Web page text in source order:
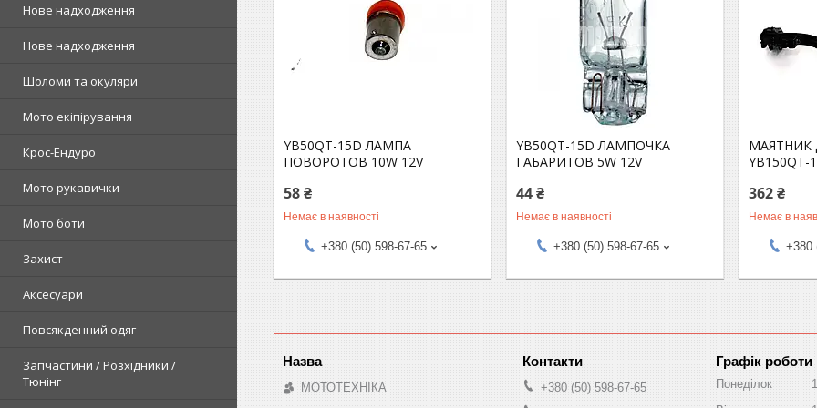
Нове надходження
Нове надходження
Шоломи та окуляри
Мото екіпірування
Крос-Ендуро
Мото рукавички
Мото боти
Захист
Аксесуари
Повсякденний одяг
Запчастини / Розхідники /
Тюнінг
YB50QT-15D ЛАМПА
ПОВОРОТОВ 10W 12V
58 ₴
Немає в наявності
+380 (50) 598-67-65
YB50QT-15D ЛАМПОЧКА
ГАБАРИТОВ 5W 12V
44 ₴
Немає в наявності
+380 (50) 598-67-65
МАЯТНИК
YB150QT-
362 ₴
Немає в
+380
МОТОТЕХНІКА
+380 (50) 598-67-65
Графік роботи
Понеділок